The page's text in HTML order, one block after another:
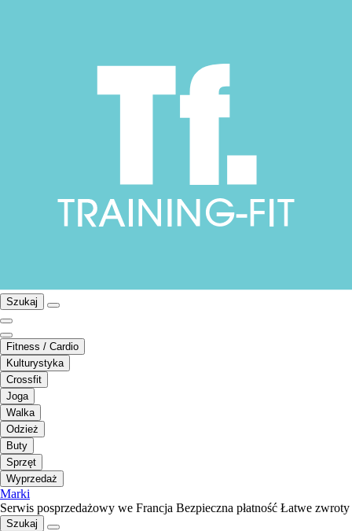
Szukaj
Fitness / Cardio
Kulturystyka
Crossfit
Joga
Walka
Odzież
Buty
Sprzęt
Wyprzedaż
Marki
Serwis posprzedażowy we Francja Bezpieczna płatność Łatwe zwroty
Szukaj